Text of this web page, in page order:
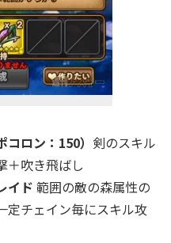
ロン：150） 剣のスキル
＋吹き飛ばし
イド 範囲の敵の森属性の
チェイン毎にスキル攻